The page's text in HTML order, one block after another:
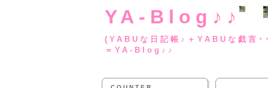
YA-Blog♪♪
(YABUな日記帳♪
＝YA-Blog♪♪